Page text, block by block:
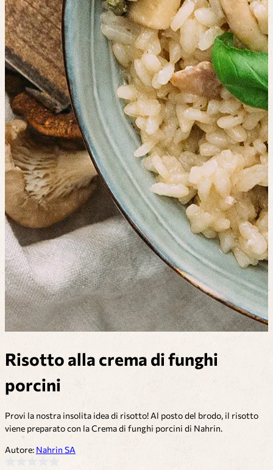
Risotto alla crema di funghi
porcini
Provi la nostra insolita idea di risotto! Al posto del brodo, il risotto
viene preparato con la Crema di funghi porcini di Nahrin.
Autore: Nahrin SA